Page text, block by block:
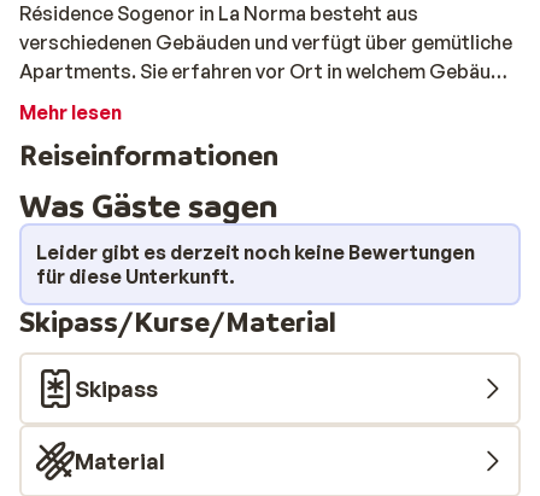
Résidence Sogenor in La Norma besteht aus
verschiedenen Gebäuden und verfügt über gemütliche
Apartments. Sie erfahren vor Ort in welchem Gebäude
Sie untergebracht werden. Die Apartments gehören
individuellen Geschmack des Besitzers eingerichtet.
Gemeinsam ist allen Apartments, dass Sie nahe der
Lifte liegen.
Mehr lesen
Reiseinformationen
Was Gäste sagen
Leider gibt es derzeit noch keine Bewertungen
für diese Unterkunft.
Skipass/Kurse/Material
Skipass
Material